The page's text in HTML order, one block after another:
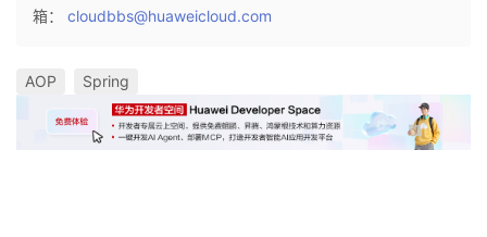
箱： cloudbbs@huaweicloud.com
AOP Spring